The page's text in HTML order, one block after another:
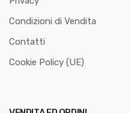
Condizioni di Vendita
Contatti
Cookie Policy (UE)